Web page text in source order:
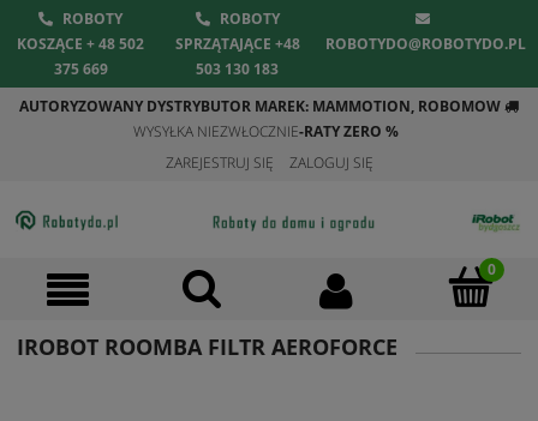
ROBOTY
KOSZĄCE + 48 502
375 669
ROBOTY
SPRZĄTAJĄCE +48
503 130 183
ROBOTYDO@ROBOTYDO.PL
AUTORYZOWANY DYSTRYBUTOR MAREK: MAMMOTION, ROBOMOW
WYSYŁKA NIEZWŁOCZNIE-RATY ZERO %
ZAREJESTRUJ SIĘ
ZALOGUJ SIĘ
IROBOT ROOMBA FILTR AEROFORCE